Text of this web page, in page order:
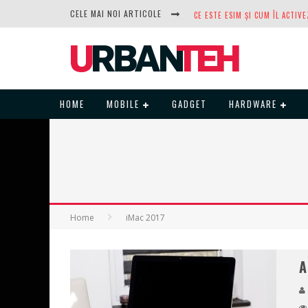
CELE MAI NOI ARTICOLE
DUPĂ ANI DE REFUZURI,
HOME MOBILE GADGET HARDWARE
Home iMac 2017